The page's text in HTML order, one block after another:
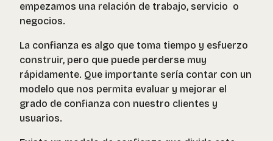
empezamos una relación de trabajo, servicio o
negocios.
La confianza es algo que toma tiempo y esfuerzo
construir, pero que puede perderse muy
rápidamente. Que importante sería contar con un
modelo que nos permita evaluar y mejorar el
grado de confianza con nuestro clientes y
usuarios.